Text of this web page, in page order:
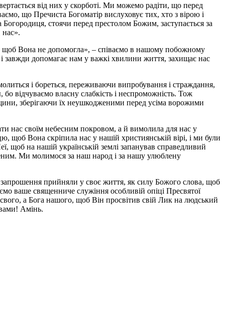
від них у скорботі. Ми можемо радіти, що перед
що Пречиста Богоматір вислуховує тих, хто з вірою і
стоячи перед престолом Божим, заступається за
нас».
щоб Вона не допомогла», – співаємо в нашому побожному
завжди допомагає нам у важкі хвилини життя, захищає нас
і бореться, переживаючи випробування і страждання,
відчуваємо власну слабкість і неспроможність. Тож
зберігаючи їх неушкодженими перед усіма ворожими
нас своїм небесним покровом, а й вимолила для нас у
щоб Вона скріпила нас у нашій християнській вірі, і ми були
щоб на нашій українській землі запанував справедливий
Ми молимося за наш народ і за нашу улюблену
запрошення прийняли у своє життя, як силу Божого слова, щоб
ваше священниче служіння особливій опіці Пресвятої
а Бога нашого, щоб Він просвітив свій Лик на людський
Амінь.